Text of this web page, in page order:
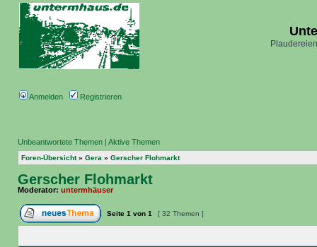
Anmelden Registrieren
Unbeantwortete Themen | Aktive Themen
Foren-Übersicht» Gera » Gerscher Flohmarkt
Gerscher Flohmarkt
Moderator: untermhäuser
Seite 1 von 1 [ 32 Themen ]